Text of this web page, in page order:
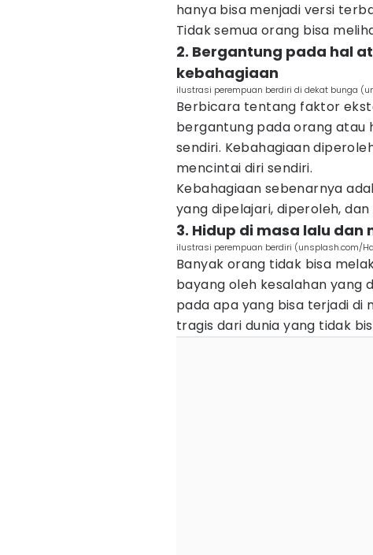
hanya bisa menjadi versi
Tidak semua orang bisa
2. Bergantung pada hal
kebahagiaan
ilustrasi perempuan berdiri di dekat bunga
Berbicara tentang faktor
bergantung pada orang atau
sendiri. Kebahagiaan
mencintai diri sendiri.
Kebahagiaan sebenarnya
yang dipelajari, diperoleh,
3. Hidup di masa lalu
ilustrasi perempuan berdiri (unsplash.com/
Banyak orang tidak bisa
bayang oleh kesalahan yang
pada apa yang bisa terjadi di
tragis dari dunia yang tidak